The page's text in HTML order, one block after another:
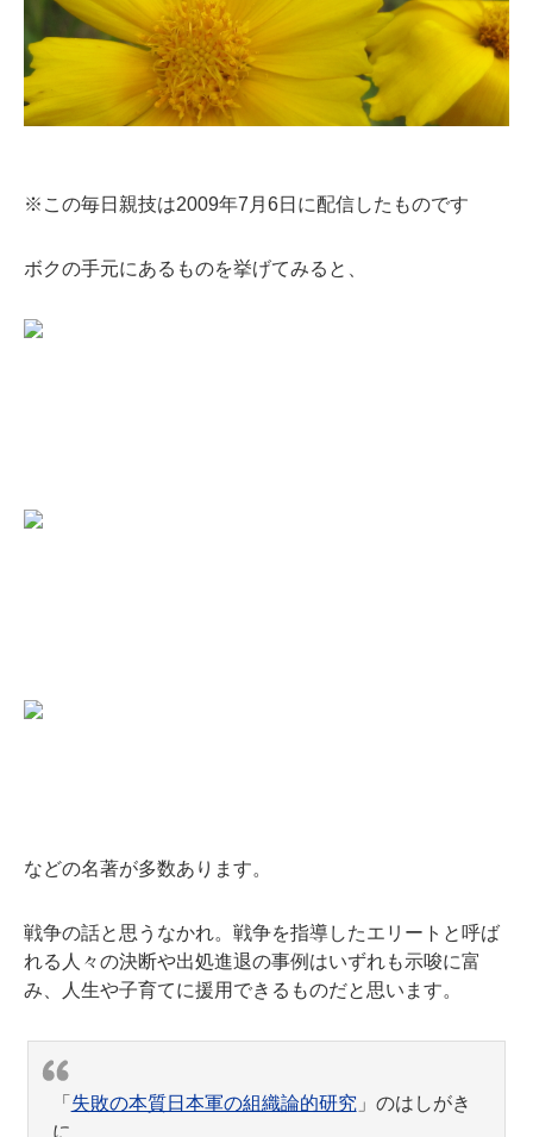
※この毎日親技は2009年7月6日に配信したものです
ボクの手元にあるものを挙げてみると、
などの名著が多数あります。
戦争の話と思うなかれ。戦争を指導したエリートと呼ば
れる人々の決断や出処進退の事例はいずれも示唆に富
み、人生や子育てに援用できるものだと思います。
「 失敗の本質日本軍の組織論的研究」のはしがき
に